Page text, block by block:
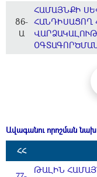
86-
Ա
ՀԱՄԱՅՆՔԻ
ՀԱՆԴԻՍԱՑՈՂ
Ավագանու որոշման
ՀՀ
ԹԱԼԻՆ